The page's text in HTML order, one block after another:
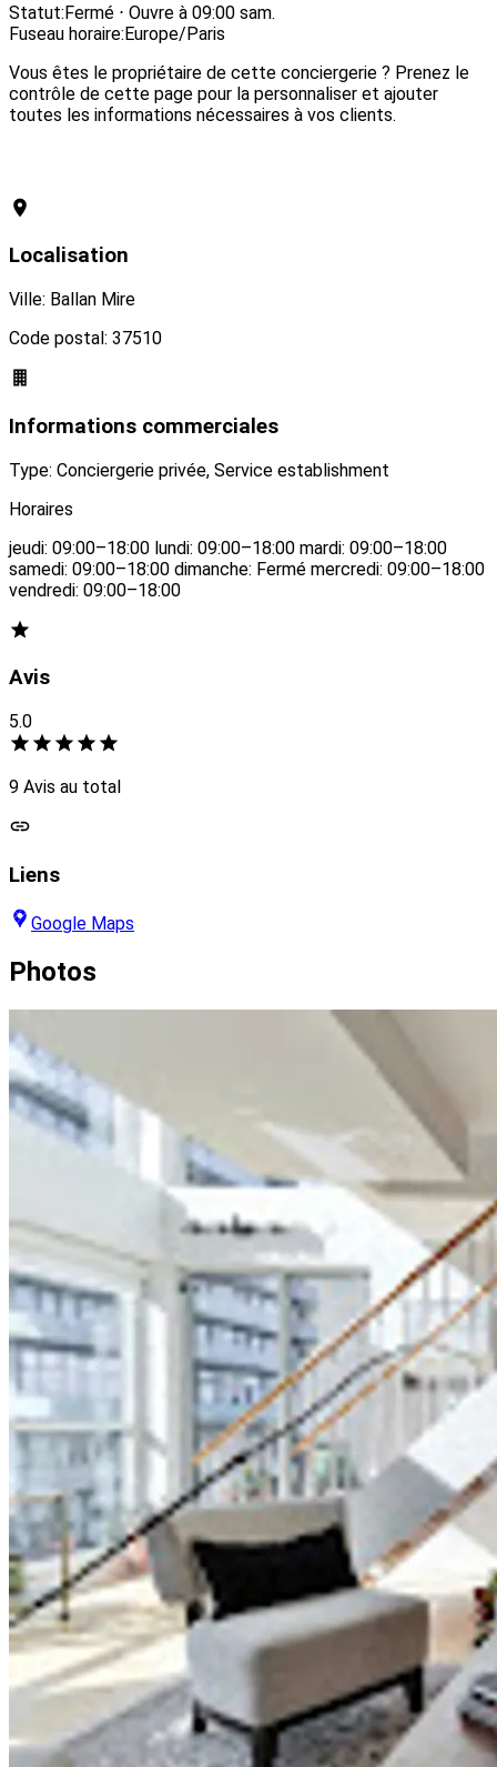
Statut:Fermé ⋅ Ouvre à 09:00 sam.
Fuseau horaire:Europe/Paris
Vous êtes le propriétaire de cette conciergerie ? Prenez le
contrôle de cette page pour la personnaliser et ajouter
toutes les informations nécessaires à vos clients.
Localisation
Ville: Ballan Mire
Code postal: 37510
Informations commerciales
Type: Conciergerie privée, Service establishment
Horaires
jeudi: 09:00–18:00 lundi: 09:00–18:00 mardi: 09:00–18:00
samedi: 09:00–18:00 dimanche: Fermé mercredi: 09:00–18:00
vendredi: 09:00–18:00
Avis
5.0
9 Avis au total
Liens
Google Maps
Photos